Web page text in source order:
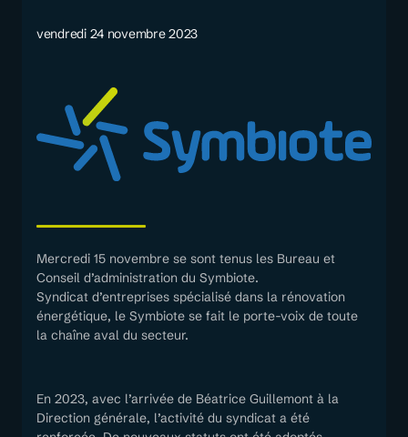
vendredi 24 novembre 2023
Mercredi 15 novembre se sont tenus les Bureau et
Conseil d’administration du Symbiote.
Syndicat d’entreprises spécialisé dans la rénovation
énergétique, le Symbiote se fait le porte-voix de toute
la chaîne aval du secteur.
En 2023, avec l’arrivée de Béatrice Guillemont à la
Direction générale, l’activité du syndicat a été